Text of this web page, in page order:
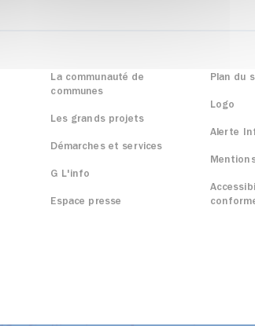
La communauté de
communes
Les grands projets
Démarches et services
G L'info
Espace presse
Plan du
Logo
Alerte